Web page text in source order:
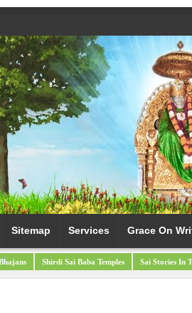
Sitemap Services Grace On
Shirdi Sai Baba Temples Sai Stories In